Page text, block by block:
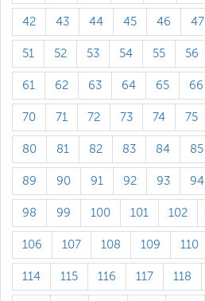
42 43 44 45 46 47
51 52 53 54 55 56
61 62 63 64 65 66
70 71 72 73 74 75
80 81 82 83 84 85
89 90 91 92 93 94
98 99 100 101 102
106 107 108 109 110
114 115 116 117 118